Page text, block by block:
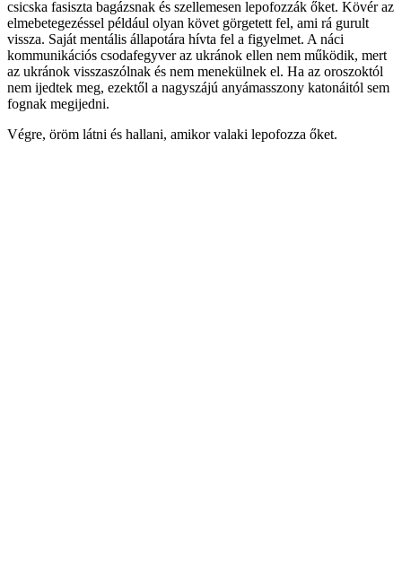
csicska fasiszta bagázsnak és szellemesen lepofozzák őket. Kövér az
elmebetegezéssel például olyan követ görgetett fel, ami rá gurult
vissza. Saját mentális állapotára hívta fel a figyelmet. A náci
kommunikációs csodafegyver az ukránok ellen nem működik, mert
az ukránok visszaszólnak és nem menekülnek el. Ha az oroszoktól
nem ijedtek meg, ezektől a nagyszájú anyámasszony katonáitól sem
fognak megijedni.
Végre, öröm látni és hallani, amikor valaki lepofozza őket.